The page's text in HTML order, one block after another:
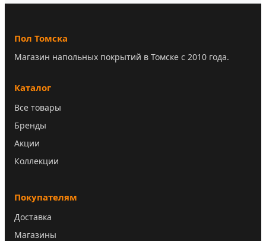
Пол Томска
Магазин напольных покрытий в Томске с 2010 года.
Каталог
Все товары
Бренды
Акции
Коллекции
Покупателям
Доставка
Магазины